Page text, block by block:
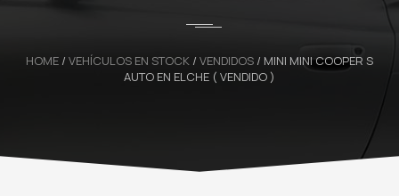
HOME / VEHÍCULOS EN STOCK / VENDIDOS / MINI MINI COOPER S
AUTO EN ELCHE ( VENDIDO )